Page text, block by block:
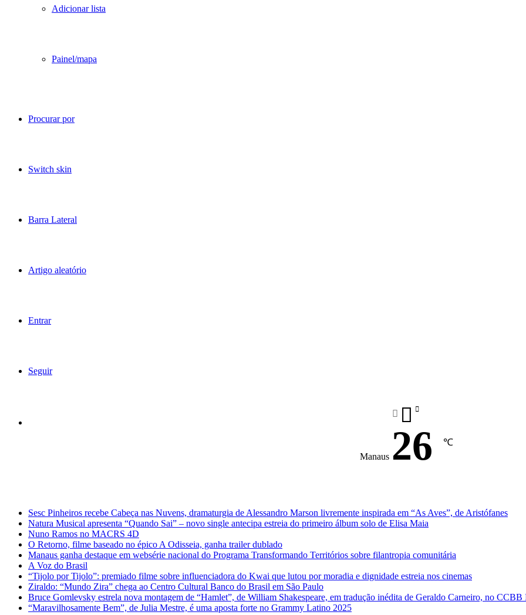
Adicionar lista
Painel/mapa
Procurar por
Switch skin
Barra Lateral
Artigo aleatório
Entrar
Seguir
Manaus 26 ℃
Sesc Pinheiros recebe Cabeça nas Nuvens, dramaturgia de Alessandro Marson livremente inspirada em “As Aves”, de Aristófanes
Natura Musical apresenta “Quando Sai” – novo single antecipa estreia do primeiro álbum solo de Elisa Maia
Nuno Ramos no MACRS 4D
O Retorno, filme baseado no épico A Odisseia, ganha trailer dublado
Manaus ganha destaque em websérie nacional do Programa Transformando Territórios sobre filantropia comunitária
A Voz do Brasil
“Tijolo por Tijolo”: premiado filme sobre influenciadora do Kwai que lutou por moradia e dignidade estreia nos cinemas
Ziraldo: “Mundo Zira” chega ao Centro Cultural Banco do Brasil em São Paulo
Bruce Gomlevsky estrela nova montagem de “Hamlet”, de William Shakespeare, em tradução inédita de Geraldo Carneiro, no CCBB
“Maravilhosamente Bem”, de Julia Mestre, é uma aposta forte no Grammy Latino 2025